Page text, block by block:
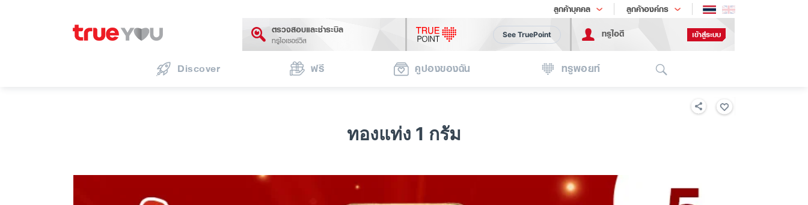
ลูกค้าบุคคล ลูกค้าองค์กร
เทรนด์เทคโนโลยี
ตรวจสอบและชำระบิล
ทรูไอเซอร์วิส
See TruePoint ทรูไอดี เข้าสู่ระบบ
Discover ฟรี คูปองของฉัน ทรูพอยท์
ทองแท่ง 1 กรัม